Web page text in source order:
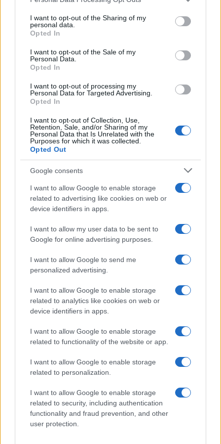
not limited to your visit or usage behaviour. You may click to
grant or deny consent to Google and its third-party tags to
use your data for below specified purposes in below Google
consent section.
I want to opt-out of the Sharing of my
personal data.
Opted In
I want to opt-out of the Sale of my
Personal Data.
Opted In
I want to opt-out of processing my
Personal Data for Targeted Advertising.
Opted In
I want to opt-out of Collection, Use,
Retention, Sale, and/or Sharing of my
Personal Data that Is Unrelated with the
Purposes for which it was collected.
Opted Out
Google consents
I want to allow Google to enable storage
related to advertising like cookies on web or
device identifiers in apps.
I want to allow my user data to be sent to
Google for online advertising purposes.
I want to allow Google to send me
personalized advertising.
I want to allow Google to enable storage
related to analytics like cookies on web or
device identifiers in apps.
I want to allow Google to enable storage
related to functionality of the website or app.
I want to allow Google to enable storage
related to personalization.
I want to allow Google to enable storage
related to security, including authentication
functionality and fraud prevention, and other
user protection.
Continue lendo
INVESTIMENTOS
Principais ações recomendadas para dividendos em agosto de